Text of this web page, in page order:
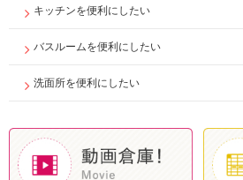
キッチンを便利にしたい
バスルームを便利にしたい
洗面所を便利にしたい